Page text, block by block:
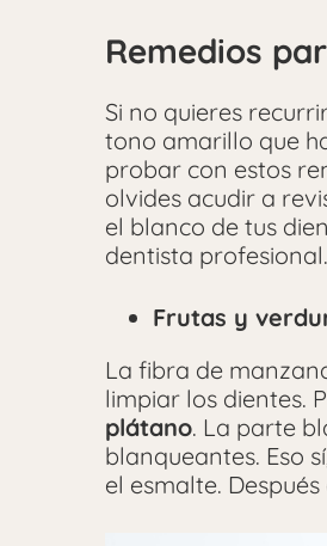
Remedios
Si no quieres
tono amarillo que
probar con estos
olvides acudir a
el blanco de tus
dentista profesional.
Frutas y
La fibra de
limpiar los dientes.
plátano. La parte
blanqueantes. Eso
el esmalte.